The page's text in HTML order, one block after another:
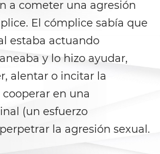
Fraud
Fraud
Fraud
Compensation Fraud
a cometer una agresión
El cómplice sabía que
estaba actuando
y lo hizo ayudar,
alentar o incitar la
en una
(un esfuerzo
la agresión sexual.